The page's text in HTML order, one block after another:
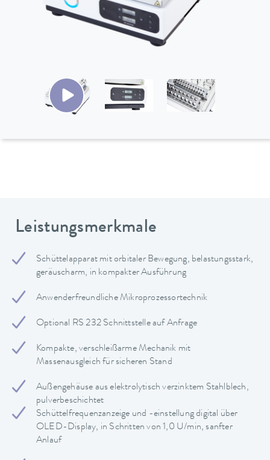
Leistungsmerkmale
Schüttelapparat mit orbitaler Bewegung, belastungsstark,
geräuscharm, in kompakter Ausführung
Anwenderfreundliche Mikroprozessortechnik
Optional RS 232 Schnittstelle auf Anfrage
Kompakte, verschleißarme Mechanik mit
Massenausgleich für sicheren Stand
Außengehäuse aus elektrolytisch verzinktem Stahlblech,
pulverbeschichtet
Schüttelfrequenzanzeige und -einstellung digital über
OLED-Display, in Schritten von 1,0 U/min, sanfter
Anlauf